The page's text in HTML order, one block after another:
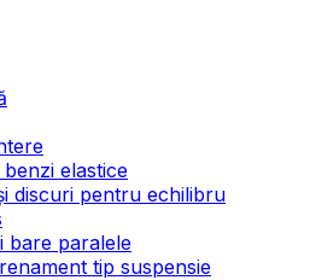
elastice
discuri pentru echilibru
bare paralele
tip suspensie